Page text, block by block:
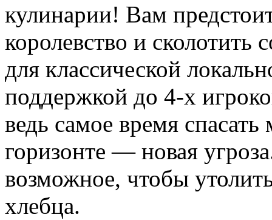
кулинарии! Вам
королевство и сколотить
для классической
поддержкой до 4-х
ведь самое время
горизонте — новая
возможное, чтобы
хлебца.